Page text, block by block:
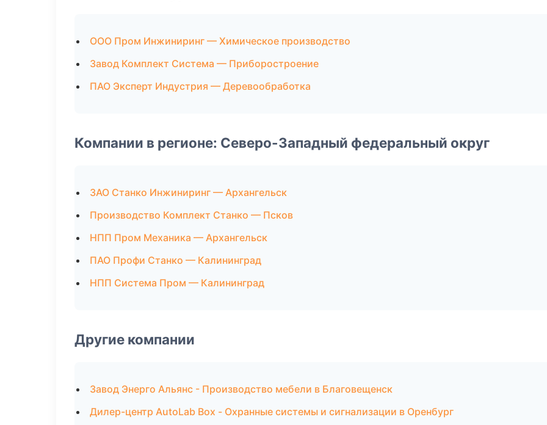
ООО Пром Инжиниринг — Химическое производство
Завод Комплект Система — Приборостроение
ПАО Эксперт Индустрия — Деревообработка
Компании в регионе: Северо-Западный федеральный округ
ЗАО Станко Инжиниринг — Архангельск
Производство Комплект Станко — Псков
НПП Пром Механика — Архангельск
ПАО Профи Станко — Калининград
НПП Система Пром — Калининград
Другие компании
Завод Энерго Альянс - Производство мебели в Благовещенск
Дилер-центр AutoLab Box - Охранные системы и сигнализации в Оренбург